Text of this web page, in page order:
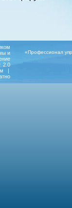
и
2.0
|
«Профессионал